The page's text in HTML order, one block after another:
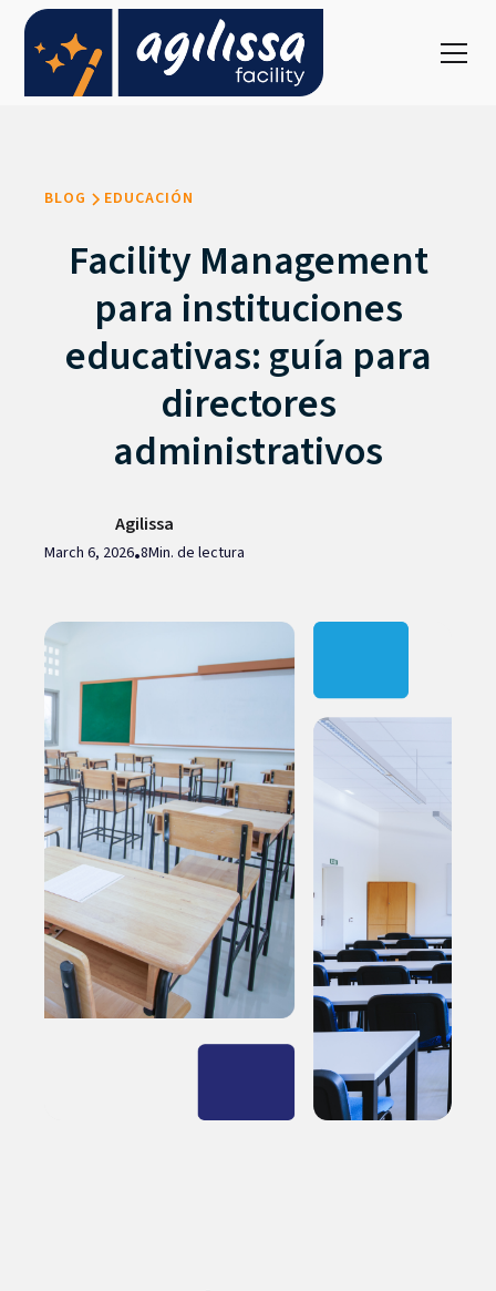
BLOG EDUCACIÓN
Facility Management
para instituciones
educativas: guía para
directores
administrativos
Agilissa
March 6, 2026•8Min. de lectura